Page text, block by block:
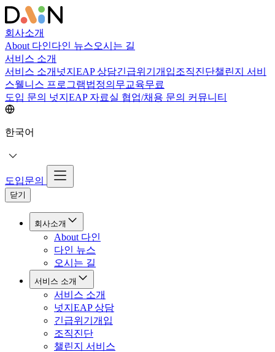
회사소개
About 다인다인 뉴스오시는 길
서비스 소개
서비스 소개 넛지EAP 상담긴급위기개입조직진단챌린지 서비
스웰니스 프로그램법정의무교육무료
도입 문의 넛지EAP 자료실 협업/채용 문의 커뮤니티
한국어
도입문의
닫기
회사소개
About 다인
다인 뉴스
오시는 길
서비스 소개
서비스 소개
넛지EAP 상담
긴급위기개입
조직진단
챌린지 서비스